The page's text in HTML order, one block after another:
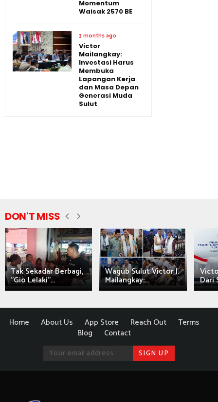
Momentum
Waisak 2570 BE
3 months ago
Victor
Mailangkay:
Investasi Harus
Membuka
Lapangan Kerja
dan Masa Depan
Generasi Muda
Sulut
DON'T MISS
Tak Sekadar Berbagi,
"Gio Lelaki"...
Wagub Sulut Victor J.
Mailangkay:... Dari
Home About Us App Store Reach Out
Terms
Blog
Contact